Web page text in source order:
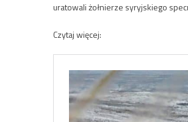
uratowali żołnierze syryjskiego
Czytaj więcej: